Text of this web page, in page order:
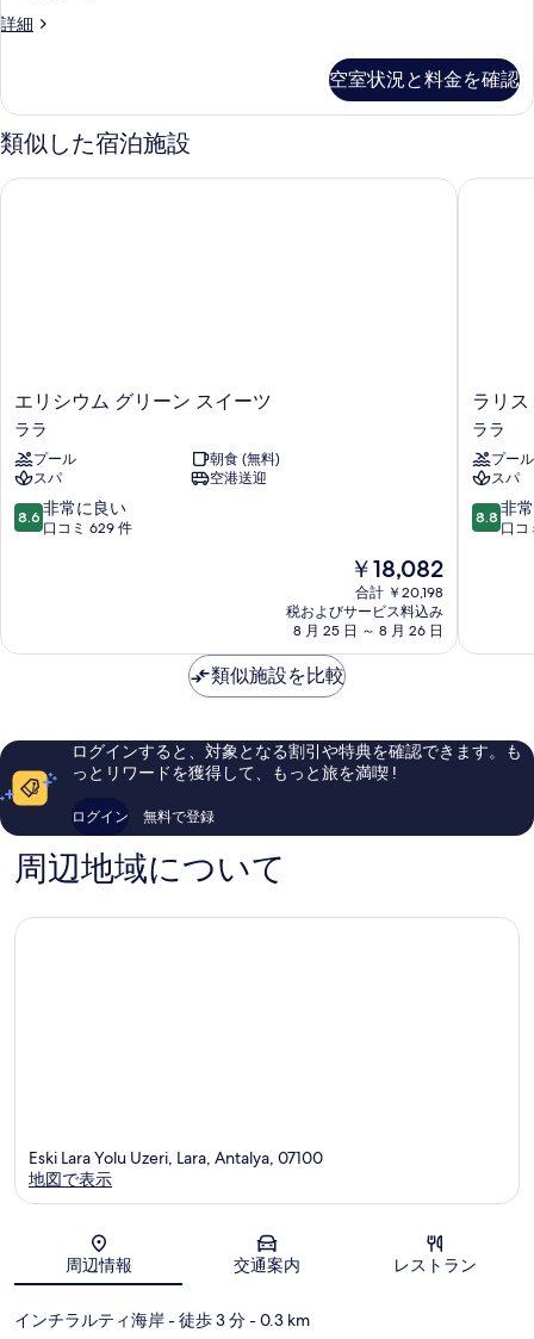
詳細
客
細
空室状況と料金を確認
類似した宿泊施設
エ
リ
シ
ウ
ム
グ
リ
ツ
エリシウム グリーン スイーツ
ララ
プール
朝食 (無料)
スパ
空港送迎
10
段
に
コ
629
件
の
口
ミ
8.6 非常に良い
口コミ 629 件
現
在
の
料
金
￥18,082
合計 ￥20,198
税およびサービス料込み
8 月 25 日 ～ 8 月 26 日
エリシウム グリーン スイーツ
ラ
リ
ス
ト
ン
ス
イ
テ
ラリ
ララ
プール
スパ
10
段
に
コ
ミ
ミ
8.8 非
口コ
ラリス
類似施設を比較
ログインすると、対象となる割引や特典を確認できます。も
っとリワードを獲得して、もっと旅を満喫 !
ログイン 無料で登録
周辺地域について
地図
Eski Lara Yolu Uzeri, Lara, Antalya, 07100
地図で表示
周辺情報 交通案内 レストラン
インチラルティ海岸- 徒歩 3 分- 0.3 km